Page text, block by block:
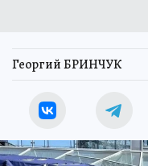
Георгий БРИНЧУК